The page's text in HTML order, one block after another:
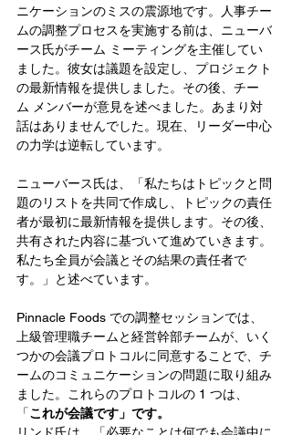
ニケーションのミスの震源地です。人事チー
ムの調整プロセスを実施する前は、ニューバ
ース氏がチーム ミーティングを主催してい
ました。彼女は議題を設定し、プロジェクト
の最新情報を提供しました。その後、チー
ム メンバーが意見を述べました。あまり対
話はありませんでした。現在、リーダー中心
の力学は逆転しています。
ニューバース氏は、「私たちはトピックと問
題のリストを共同で作成し、トピックの責任
者が最初に最新情報を提供します。その後、
共有された内容に基づいて進めていきます。
私たち全員が会議とその結果の責任者で
す。」と述べています。
Pinnacle Foods での調整セッションでは、
上級管理職チームと経営幹部チームが、いく
つかの会議プロトコルに同意することで、チ
ームのコミュニケーションの問題に取り組み
ました。これらのプロトコルの 1 つは、
「これが会議です」です。